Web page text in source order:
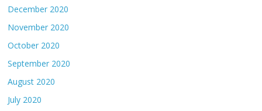
December 2020
November 2020
October 2020
September 2020
August 2020
July 2020